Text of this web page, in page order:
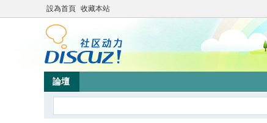
設為首頁 收藏本站
論壇